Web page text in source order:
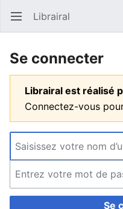
Ouvrir le menu principal Librairal
Se connecter
Librairal est réalisé
Connectez-vous
Se